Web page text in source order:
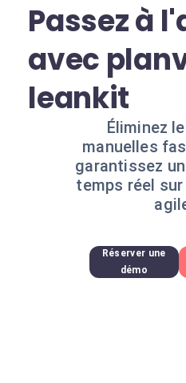
Passez à
avec
leankit
Éliminez
manuelles
garantissez
temps réel
Réserver une
démo